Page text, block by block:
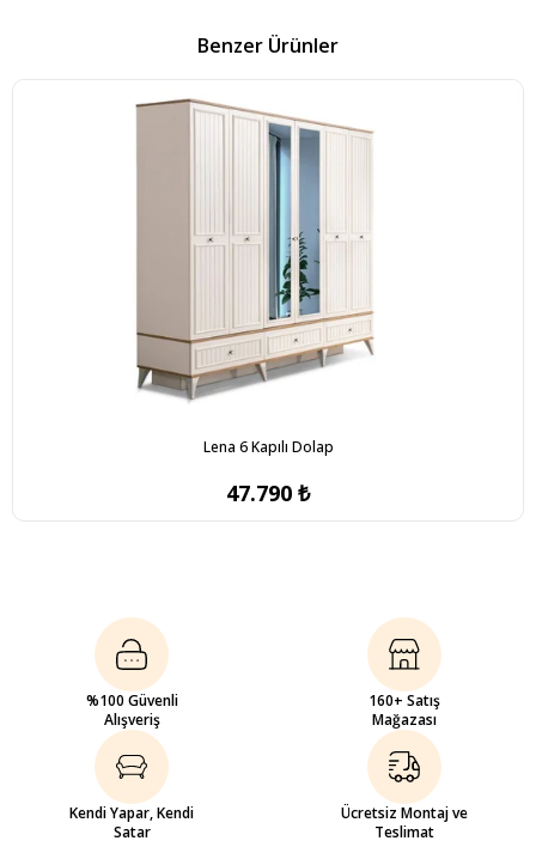
Benzer Ürünler
Lena 6 Kapılı Dolap
47.790 ₺
%100 Güvenli
Alışveriş
160+ Satış
Mağazası
Kendi Yapar, Kendi
Satar
Ücretsiz Montaj ve
Teslimat